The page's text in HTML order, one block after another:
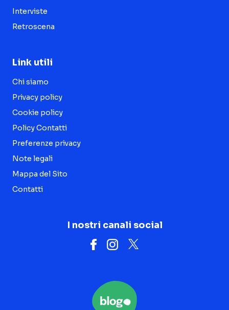
Interviste
Retroscena
Link utili
Chi siamo
Privacy policy
Cookie policy
Policy Contatti
Preferenze privacy
Note legali
Mappa del Sito
Contatti
I nostri canali social